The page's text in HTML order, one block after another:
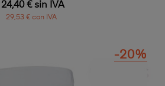
24,40 € sin IVA
29,53 € con IVA
-20%